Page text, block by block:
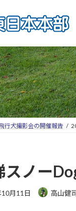
行犬撮影会の開催報告
ノー
月11日 高山健